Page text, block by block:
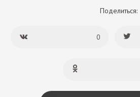
Поделиться:
0